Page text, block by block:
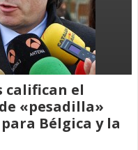
califican el
«pesadilla»
Bélgica y la